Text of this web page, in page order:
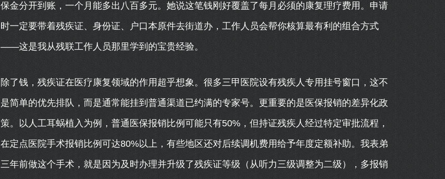
保金分开到账，一个月能多出八百多元。她说这笔钱刚好覆盖了每月必须的康复理疗费用。申请
时一定要带着残疾证、身份证、户口本原件去街道办，工作人员会帮你核算最有利的组合方式
——这是我从残联工作人员那里学到的宝贵经验。
除了钱，残疾证在医疗康复领域的作用超乎想象。很多三甲医院设有残疾人专用挂号窗口，这不
是简单的优先排队，而是通常能挂到普通渠道已约满的专家号。更重要的是医保报销的差异化政
策。以人工耳蜗植入为例，普通医保报销比例可能只有50%，但持证残疾人经过特定审批流程，
在定点医院手术报销比例可达80%以上，有些地区还对后续调机费用给予年度定额补助。我表弟
三年前做这个手术，就是因为及时办理并升级了残疾证等级（从听力三级调整为二级），多报销